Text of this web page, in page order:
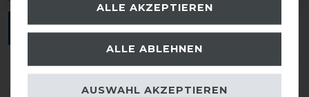
ANMELDEN
ALLE AKZEPTIEREN
ALLE ABLEHNEN
AUSWAHL AKZEPTIEREN